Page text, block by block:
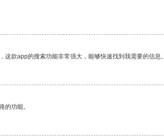
款app的搜索功能非常强大，能够快速找到我需要的信息。
的功能。